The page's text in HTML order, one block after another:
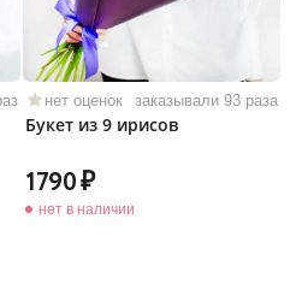
нет оценок заказывали 93 раза
Букет из 9 ирисов
1790
нет в наличии